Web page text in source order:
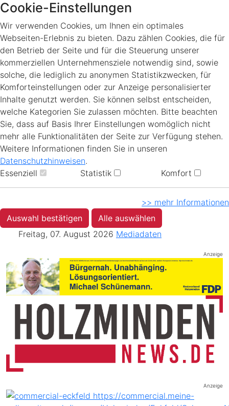
Cookie-Einstellungen
Wir verwenden Cookies, um Ihnen ein optimales
Webseiten-Erlebnis zu bieten. Dazu zählen Cookies, die für
den Betrieb der Seite und für die Steuerung unserer
kommerziellen Unternehmensziele notwendig sind, sowie
solche, die lediglich zu anonymen Statistikzwecken, für
Komforteinstellungen oder zur Anzeige personalisierter
Inhalte genutzt werden. Sie können selbst entscheiden,
welche Kategorien Sie zulassen möchten. Bitte beachten
Sie, dass auf Basis Ihrer Einstellungen womöglich nicht
mehr alle Funktionalitäten der Seite zur Verfügung stehen.
Weitere Informationen finden Sie in unseren
Datenschutzhinweisen.
Essenziell
Statistik Komfort
>> mehr Informationen
Auswahl bestätigen
Alle auswählen
Freitag, 07. August 2026 Mediadaten
Anzeige
Anzeige